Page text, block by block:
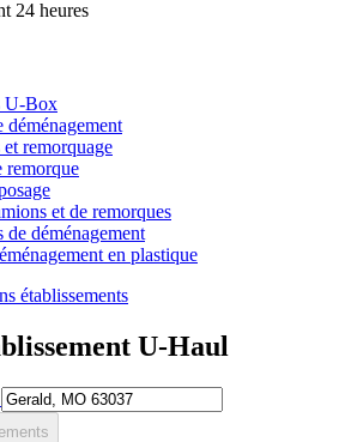
24 heures
U-Box
déménagement
remorquage
remorque
et de remorques
de déménagement
en plastique
établissements
U-Haul